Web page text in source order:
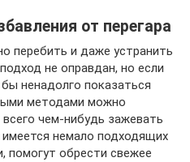
от перегара
перебить и даже устранить
не оправдан, но если
ненадолго показаться
методами можно
чем-нибудь зажевать
немало подходящих
помогут обрести свежее